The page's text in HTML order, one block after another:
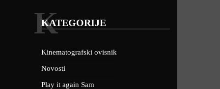
KATEGORIJE
K
Kinematografski ovisnik
Novosti
Play it again Sam